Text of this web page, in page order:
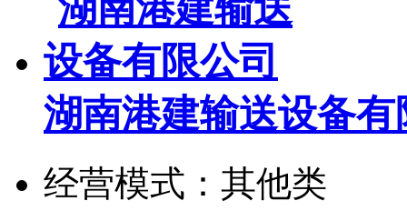
湖南港建输送设备有
经营模式： 其他类